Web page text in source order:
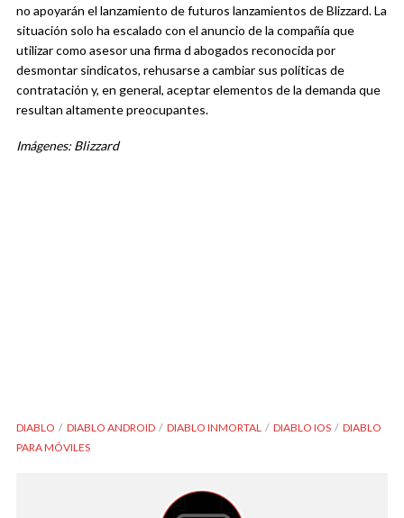
no apoyarán el lanzamiento de futuros lanzamientos de Blizzard. La
situación solo ha escalado con el anuncio de la compañía que
utilizar como asesor una firma d abogados reconocida por
desmontar sindicatos, rehusarse a cambiar sus políticas de
contratación y, en general, aceptar elementos de la demanda que
resultan altamente preocupantes.
Imágenes: Blizzard
DIABLO DIABLO ANDROID DIABLO INMORTAL DIABLO IOS
DIABLO
PARA MÓVILES